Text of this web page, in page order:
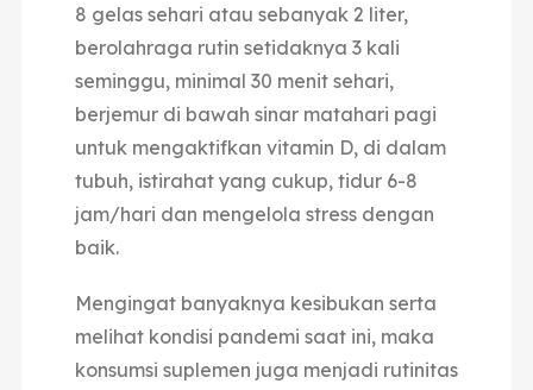
8 gelas sehari atau sebanyak 2 liter,
berolahraga rutin setidaknya 3 kali
seminggu, minimal 30 menit sehari,
berjemur di bawah sinar matahari pagi
untuk mengaktifkan vitamin D, di dalam
tubuh, istirahat yang cukup, tidur 6-8
jam/hari dan mengelola stress dengan
baik.
Mengingat banyaknya kesibukan serta
melihat kondisi pandemi saat ini, maka
konsumsi suplemen juga menjadi rutinitas